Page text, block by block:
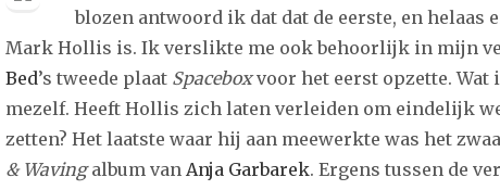
blozen antwoord ik dat dat de eerste, en helaas
Mark Hollis is. Ik verslikte me ook behoorlijk in mijn
Bed’s tweede plaat Spaceboxvoor het eerst opzette. Wat
mezelf. Heeft Hollis zich laten verleiden om eindelijk
zetten? Het laatste waar hij aan meewerkte was het
& Wavingalbum van Anja Garbarek. Ergens tussen de